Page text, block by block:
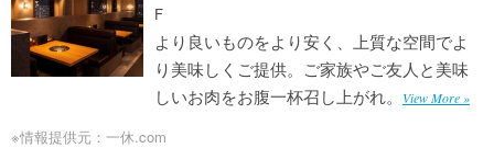
F
より良いものをより安く、上質な空間でよ
り美味しくご提供。ご家族やご友人と美味
しいお肉をお腹一杯召し上がれ。
View More »
※情報提供元：一休.com